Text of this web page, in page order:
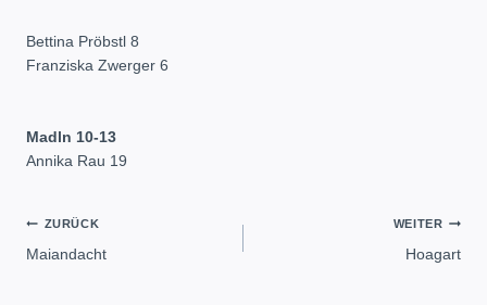
Bettina Pröbstl 8
Franziska Zwerger 6
Madln 10-13
Annika Rau 19
Beitragsnavigation
ZURÜCK
Maiandacht
WEITER
Hoagart